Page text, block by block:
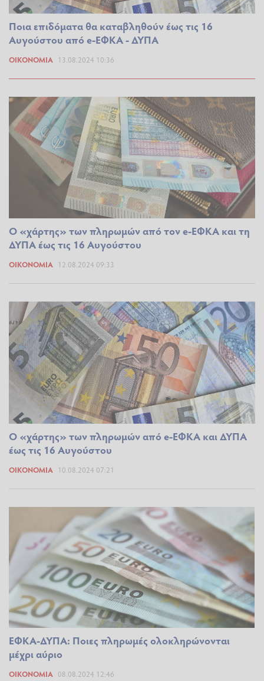
Ποια επιδόματα θα καταβληθούν έως τις 16
Αυγούστου από e-ΕΦΚΑ - ΔΥΠΑ
ΟΙΚΟΝΟΜΊΑ 13.08.2024 10:36
Ο «χάρτης» των πληρωμών από τον e-ΕΦΚΑ και τη
ΔΥΠΑ έως τις 16 Αυγούστου
ΟΙΚΟΝΟΜΊΑ 12.08.2024 09:33
Ο «χάρτης» των πληρωμών από e-ΕΦΚΑ και ΔΥΠΑ
έως τις 16 Αυγούστου
ΟΙΚΟΝΟΜΊΑ 10.08.2024 07:21
ΕΦΚΑ-ΔΥΠΑ: Ποιες πληρωμές ολοκληρώνονται
μέχρι αύριο
ΟΙΚΟΝΟΜΊΑ 08.08.2024 12:46